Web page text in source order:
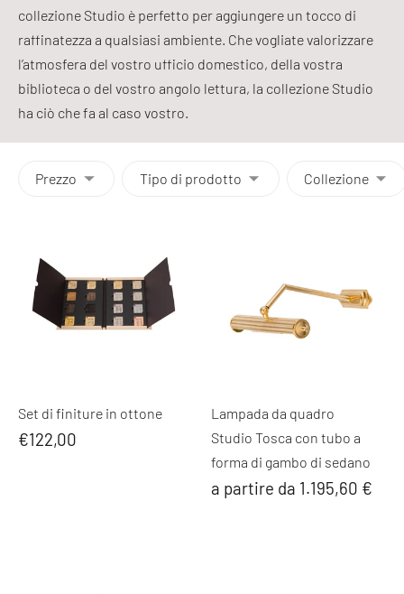
collezione Studio è perfetto per aggiungere un tocco di
raffinatezza a qualsiasi ambiente. Che vogliate valorizzare
l’atmosfera del vostro ufficio domestico, della vostra
biblioteca o del vostro angolo lettura, la collezione Studio
ha ciò che fa al caso vostro.
Prezzo Tipo di prodotto Collezione
Set di finiture in ottone
€122,00
Lampada da quadro
Studio Tosca con tubo a
forma di gambo di sedano
a partire da 1.195,60 €